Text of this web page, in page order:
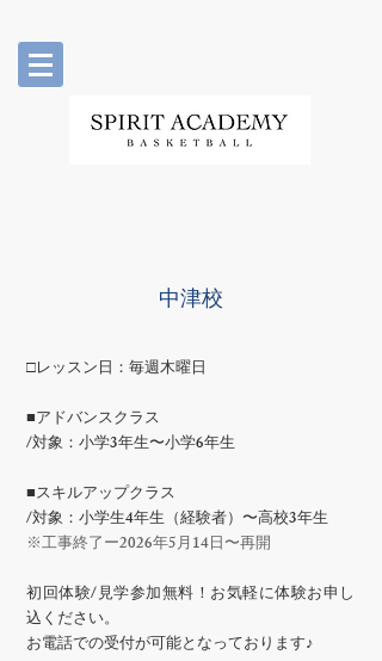
​中津校
□レッスン日：毎週木曜日
■アドバンスクラス
/対象：小学3年生〜小学6年生
■スキルアップクラス
/対象：小学生4年生（経験者）〜高校3年生
​※工事終了ー2026年5月14日〜再開
初回体験/見学参加無料！お気軽に体験お申し
込ください。
​お電話での受付が可能となっております♪